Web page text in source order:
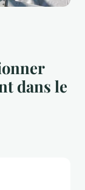
dans le